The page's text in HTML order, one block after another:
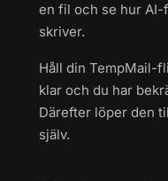
en fil och se hur AI-
skriver.
Håll din TempMail-
klar och du har
Därefter löper den
själv.